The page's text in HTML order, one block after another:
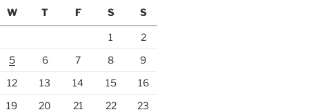
W T F S S
1
2
5 6 7 8
9
12 13 14 15
16
19 20 21 22
23